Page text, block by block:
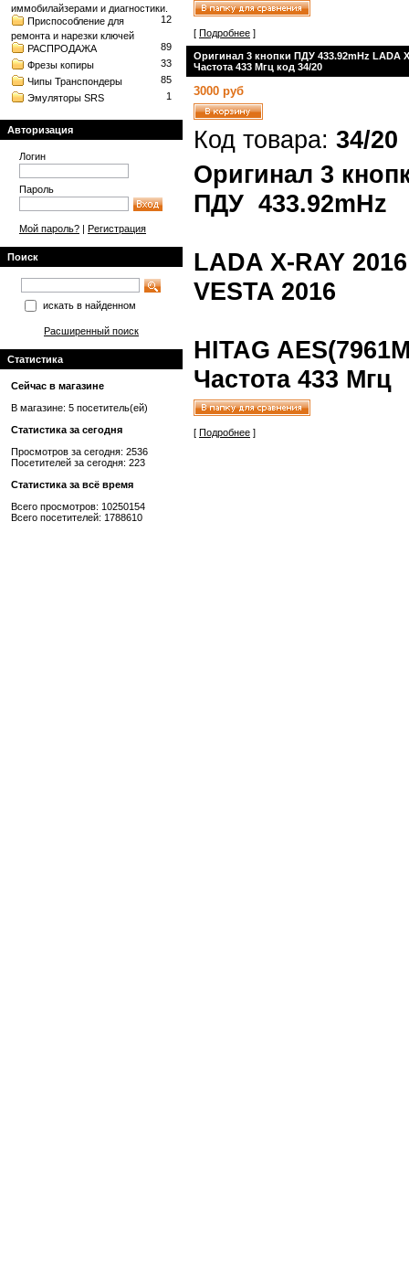
иммобилайзерами и диагностики.
12
Приспособление для
ремонта и нарезки ключей
89
РАСПРОДАЖА
33
Фрезы копиры
85
Чипы Транспондеры
1
Эмуляторы SRS
Авторизация
Логин
Пароль
Мой пароль? | Регистрация
Поиск
искать в найденном
Расширенный поиск
Статистика
Сейчас в магазине
В магазине: 5 посетитель(ей)
Статистика за сегодня
Просмотров за сегодня: 2536
Посетителей за сегодня: 223
Статистика за всё время
Всего просмотров: 10250154
Всего посетителей: 1788610
[ Подробнее ]
Оригинал 3 кнопки ПДУ 433.92mHz LADA
Частота 433 Мгц код 34/20
3000 руб
Код товара: 34/20
Оригинал 3
ПДУ 433.92mHz
LADA X-RAY 2016
VESTA 2016
HITAG
Частота 433 Мгц
[ Подробнее ]